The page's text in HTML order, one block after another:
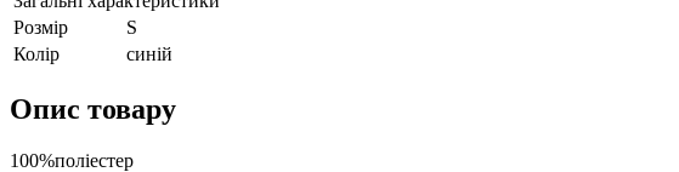
Розмір
S
Колір
синій
Опис товару
100%поліестер